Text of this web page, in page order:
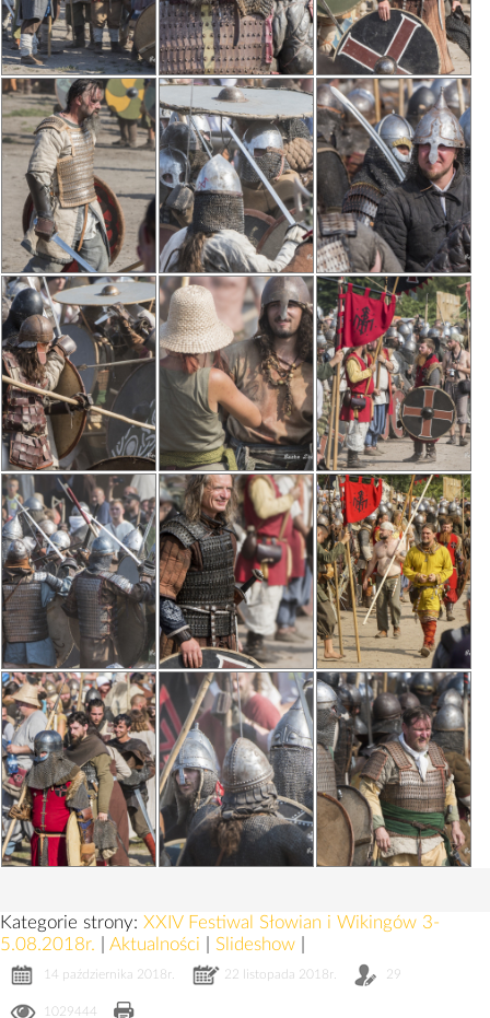
Kategorie strony: XXIV Festiwal Słowian i Wikingów 3-
5.08.2018r.
Aktualności Slideshow
14 października 2018r. 22 listopada 2018r. 29
1029444